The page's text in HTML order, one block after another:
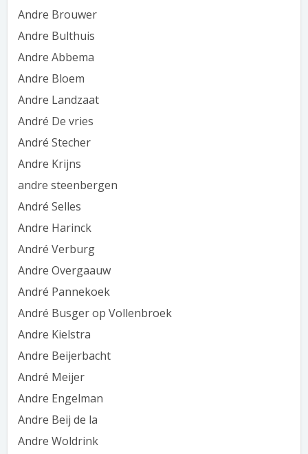
Andre Brouwer
Andre Bulthuis
Andre Abbema
Andre Bloem
Andre Landzaat
André De vries
André Stecher
Andre Krijns
andre steenbergen
André Selles
Andre Harinck
André Verburg
Andre Overgaauw
André Pannekoek
André Busger op Vollenbroek
Andre Kielstra
Andre Beijerbacht
André Meijer
Andre Engelman
Andre Beij de la
Andre Woldrink